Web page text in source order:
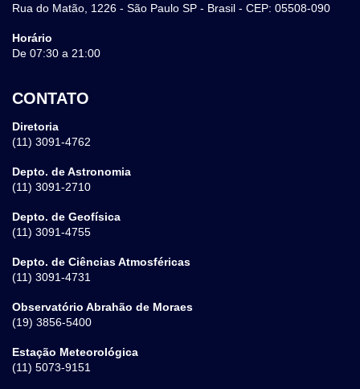
Rua do Matão, 1226 - São Paulo SP - Brasil - CEP: 05508-090
Horário
De 07:30 a 21:00
CONTATO
Diretoria
(11) 3091-4762
Depto. de Astronomia
(11) 3091-2710
Depto. de Geofísica
(11) 3091-4755
Depto. de Ciências Atmosféricas
(11) 3091-4731
Observatório Abrahão de Moraes
(19) 3856-5400
Estação Meteorológica
(11) 5073-9151